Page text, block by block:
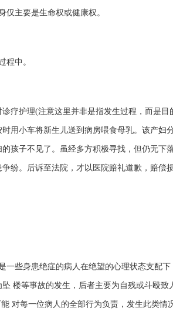
仅主要是生命权或健康权。
程中。
诊疗护理(注意这里并非是指发生过程，而是
用小车将新生儿送到病房喂食母乳。该产
孩子不见了。虽经多方积极寻找，但仍无
纷。后诉至法院，才以医院赔礼道歉，赔
一些身患绝症的病人在绝望的心理状态支配
楼等事故的发生，后者主要为自残或斗殴
对每一位病人的全部行为负责，发生此类